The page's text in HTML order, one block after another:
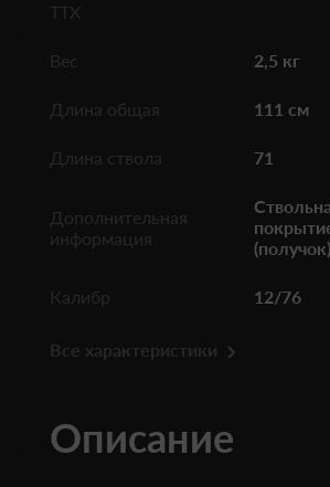
ТТХ
Вес 2,5 кг
Длина общая 111 см
Длина ствола 71
Дополнительная
информация
(получок)
Калибр 12/76
Все характеристики
Описание